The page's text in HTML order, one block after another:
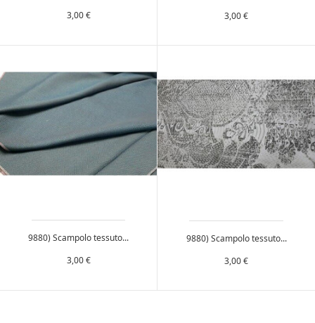
Prezzo
3,00 € Prezzo
3,00 €
9880) Scampolo tessuto...
Prezzo
3,00 €
9880) Scampolo tessuto...
Prezzo
3,00 €